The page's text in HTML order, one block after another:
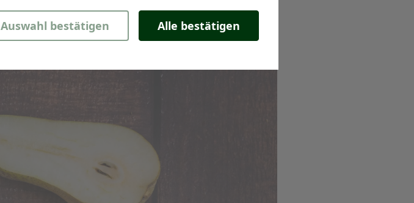
Auswahl bestätigen Alle bestätigen